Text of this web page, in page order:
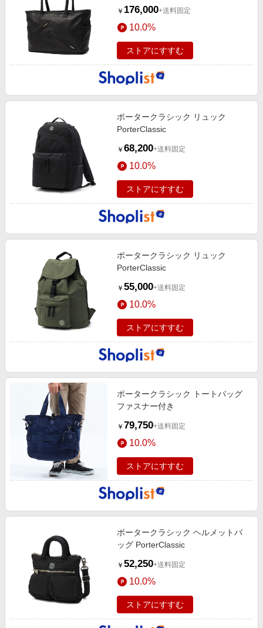
￥ 176,000+送料固定
10.0%
ストアにすすむ
ポータークラシック リュック
PorterClassic
￥ 68,200+送料固定
10.0%
ストアにすすむ
ポータークラシック リュック
PorterClassic
￥ 55,000+送料固定
10.0%
ストアにすすむ
ポータークラシック トートバッグ
ファスナー付き
￥ 79,750+送料固定
10.0%
ストアにすすむ
ポータークラシック ヘルメットバ
ッグ PorterClassic
￥ 52,250+送料固定
10.0%
ストアにすすむ